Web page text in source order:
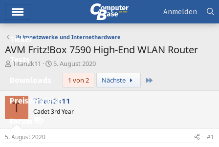
Ticker
Tests
Preisvergleich
Forum
Aktuelles
Anmelden
Heimnetzwerke und Internethardware
AVM Fritz!Box 7590 High-End WLAN Router
E
e
e
r
Titan2k11
E
e
l
m
5. August 2020
1 von 2
Nächste
T Titan2k11
Cadet 3rd Year
5. August 2020 #1